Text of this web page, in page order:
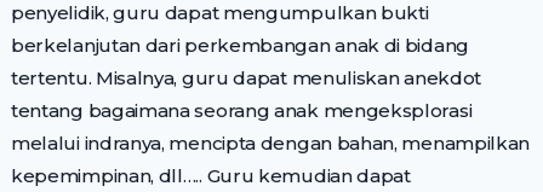
penyelidik, guru dapat mengumpulkan bukti
berkelanjutan dari perkembangan anak di bidang
tertentu. Misalnya, guru dapat menuliskan anekdot
tentang bagaimana seorang anak mengeksplorasi
melalui indranya, mencipta dengan bahan, menampilkan
kepemimpinan, dll….. Guru kemudian dapat